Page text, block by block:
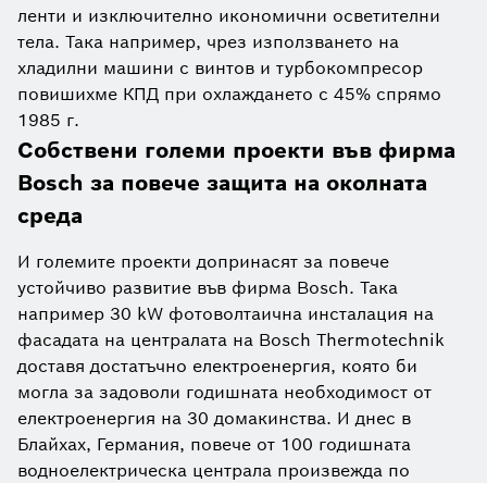
ленти и изключително икономични осветителни
тела. Така например, чрез използването на
хладилни машини с винтов и турбокомпресор
повишихме КПД при охлаждането с 45% спрямо
1985 г.
Собствени големи проекти във фирма
Bosch за повече защита на околната
среда
И големите проекти допринасят за повече
устойчиво развитие във фирма Bosch. Така
например 30 kW фотоволтаична инсталация на
фасадата на централата на Bosch Thermotechnik
доставя достатъчно електроенергия, която би
могла за задоволи годишната необходимост от
електроенергия на 30 домакинства. И днес в
Блайхах, Германия, повече от 100 годишната
водноелектрическа централа произвежда по